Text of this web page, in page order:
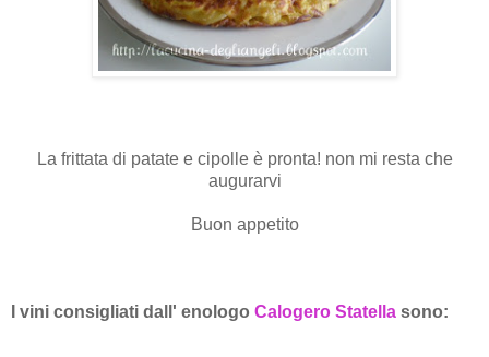
La frittata di patate e cipolle è pronta! non mi resta che
augurarvi
Buon appetito
I vini consigliati dall' enologo Calogero Statella sono: